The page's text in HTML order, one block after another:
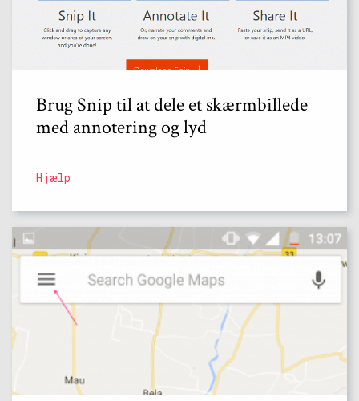
Brug Snip til at dele et skærmbillede
med annotering og lyd
Hjælp